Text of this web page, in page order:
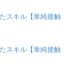
スキル【単純接触
スキル【単純接触